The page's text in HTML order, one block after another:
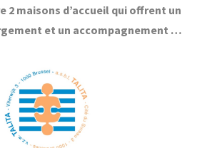
2 maisons d’accueil qui offrent un
et un accompagnement …